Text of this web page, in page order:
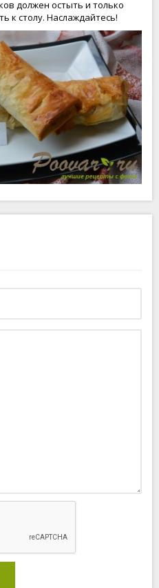
должен остыть и только
к столу. Наслаждайтесь!